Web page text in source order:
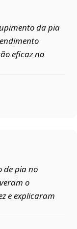
da pia
eficaz no
de pia no
o
e explicaram